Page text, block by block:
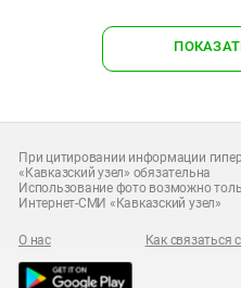
При цитировании информации
«Кавказский узел» обязательна
Использование фото возможно
Интернет-СМИ «Кавказский узел»
О нас Как связаться